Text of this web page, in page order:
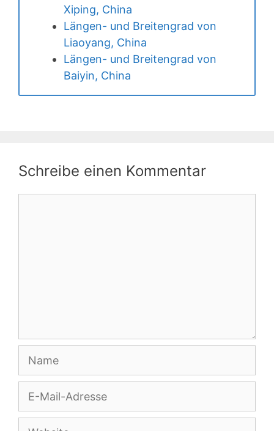
Xiping, China
Längen- und Breitengrad von
Liaoyang, China
Längen- und Breitengrad von
Baiyin, China
Schreibe einen Kommentar
Adresse
Website